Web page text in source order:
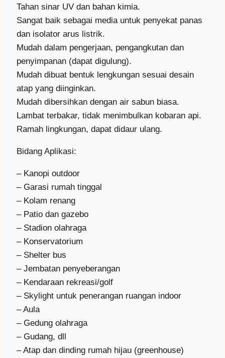
Tahan sinar UV dan bahan kimia.
Sangat baik sebagai media untuk penyekat panas
dan isolator arus listrik.
Mudah dalam pengerjaan, pengangkutan dan
penyimpanan (dapat digulung).
Mudah dibuat bentuk lengkungan sesuai desain
atap yang diinginkan.
Mudah dibersihkan dengan air sabun biasa.
Lambat terbakar, tidak menimbulkan kobaran api.
Ramah lingkungan, dapat didaur ulang.
Bidang Aplikasi:
– Kanopi outdoor
– Garasi rumah tinggal
– Kolam renang
– Patio dan gazebo
– Stadion olahraga
– Konservatorium
– Shelter bus
– Jembatan penyeberangan
– Kendaraan rekreasi/golf
– Skylight untuk penerangan ruangan indoor
– Aula
– Gedung olahraga
– Gudang, dll
– Atap dan dinding rumah hijau (greenhouse)